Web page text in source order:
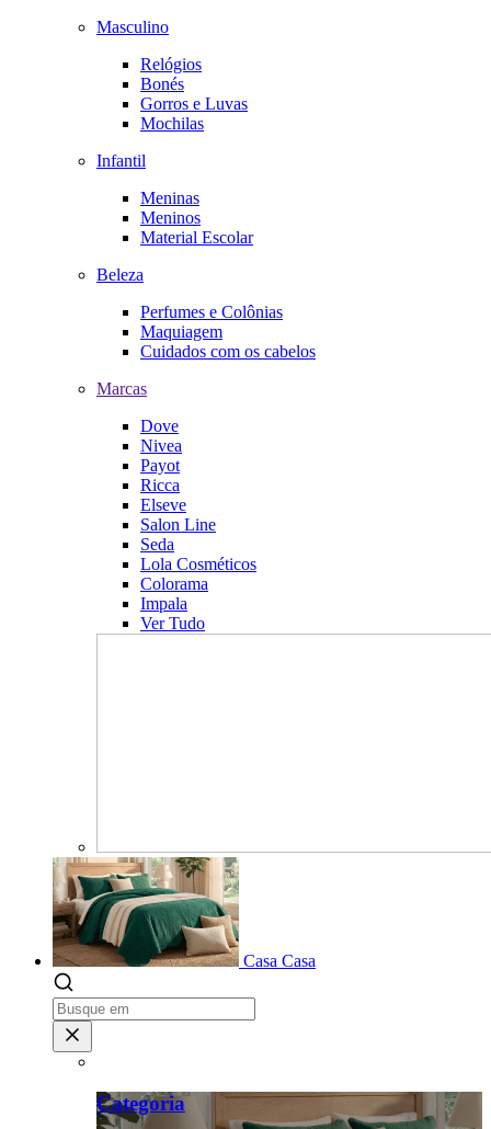
Masculino
Relógios
Bonés
Gorros e Luvas
Mochilas
Infantil
Meninas
Meninos
Material Escolar
Beleza
Perfumes e Colônias
Maquiagem
Cuidados com os cabelos
Marcas
Dove
Nivea
Payot
Ricca
Elseve
Salon Line
Seda
Lola Cosméticos
Colorama
Impala
Ver Tudo
Casa Casa
Categoria